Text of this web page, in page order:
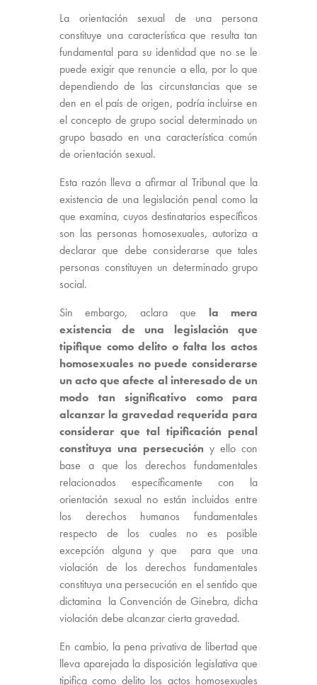
La orientación sexual de una persona
constituye una característica que resulta tan
fundamental para su identidad que no se le
puede exigir que renuncie a ella, por lo que
dependiendo de las circunstancias que se
den en el país de origen, podría incluirse en
el concepto de grupo social determinado un
grupo basado en una característica común
de orientación sexual.
Esta razón lleva a afirmar al Tribunal que la
existencia de una legislación penal como la
que examina, cuyos destinatarios específicos
son las personas homosexuales, autoriza a
declarar que debe considerarse que tales
personas constituyen un determinado grupo
social.
Sin embargo, aclara que la mera
existencia de una legislación que
tipifique como delito o falta los actos
homosexuales no puede considerarse
un acto que afecte al interesado de un
modo tan significativo como para
alcanzar la gravedad requerida para
considerar que tal tipificación penal
constituya una persecución y ello con
base a que los derechos fundamentales
relacionados específicamente con la
orientación sexual no están incluidos entre
los derechos humanos fundamentales
respecto de los cuales no es posible
excepción alguna y que para que una
violación de los derechos fundamentales
constituya una persecución en el sentido que
dictamina la Convención de Ginebra, dicha
violación debe alcanzar cierta gravedad.
En cambio, la pena privativa de libertad que
lleva aparejada la disposición legislativa que
tipifica como delito los actos homosexuales